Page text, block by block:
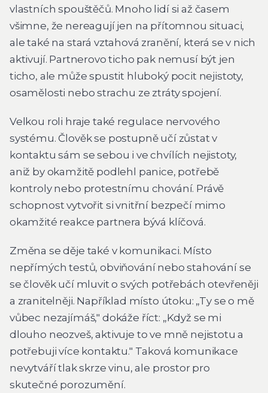
vlastních spouštěčů. Mnoho lidí si až časem
všimne, že nereagují jen na přítomnou situaci,
ale také na stará vztahová zranění, která se v nich
aktivují. Partnerovo ticho pak nemusí být jen
ticho, ale může spustit hluboký pocit nejistoty,
osamělosti nebo strachu ze ztráty spojení.
Velkou roli hraje také regulace nervového
systému. Člověk se postupně učí zůstat v
kontaktu sám se sebou i ve chvílích nejistoty,
aniž by okamžitě podlehl panice, potřebě
kontroly nebo protestnímu chování. Právě
schopnost vytvořit si vnitřní bezpečí mimo
okamžité reakce partnera bývá klíčová.
Změna se děje také v komunikaci. Místo
nepřímých testů, obviňování nebo stahování se
se člověk učí mluvit o svých potřebách otevřeněji
a zranitelněji. Například místo útoku: „Ty se o mě
vůbec nezajímáš," dokáže říct: „Když se mi
dlouho neozveš, aktivuje to ve mně nejistotu a
potřebuji více kontaktu." Taková komunikace
nevytváří tlak skrze vinu, ale prostor pro
skutečné porozumění.